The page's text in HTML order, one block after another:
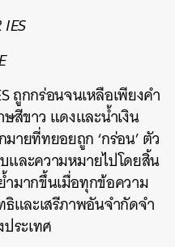
IES
ถูกกร่อนจนเหลือเพียงคำ
สีขาว แดงและน้ำเงิน
ายที่ทยอยถูก ‘กร่อน’ ตัว
และความหมายไปโดยสิ้น
ำมากขึ้นเมื่อทุกข้อความ
ธิและเสรีภาพอันจำกัดจำ
ระเทศ